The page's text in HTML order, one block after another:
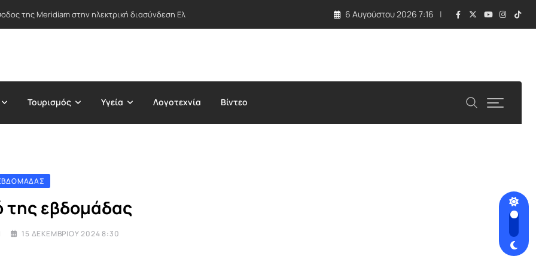
της Meridiam στην ηλεκτρική διασύνδεση Ελλάδας-Κύπρου – «Τέλος στην ενεργειακή απομόνωση της Λευκωσίας»
6 Αυγούστου 2026 7:16
Τουρισμός Υγεία Λογοτεχνία Βίντεο
της εβδομάδας
15 ΔΕΚΕΜΒΡΊΟΥ 2024 8:30